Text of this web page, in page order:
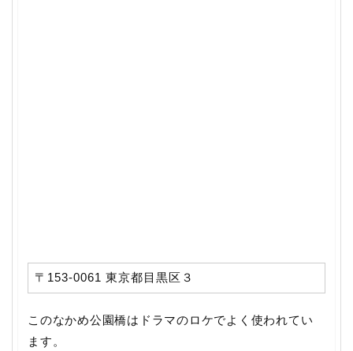
〒153-0061 東京都目黒区３
このなかめ公園橋はドラマのロケでよく使われてい
ます。